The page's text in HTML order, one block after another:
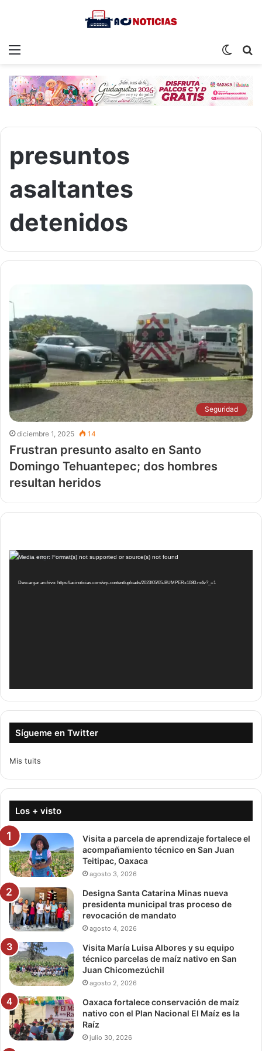
Menu
Switch
presuntos
asaltantes
detenidos
Seguridad
diciembre 1, 2025 14
Frustran presunto asalto en Santo
Domingo Tehuantepec; dos hombres
resultan heridos
Reproductor
vídeo
Media error: Format(s) not supported or source(s) not found
Descargar archivo: https://acinoticias.com/wp-content/uploads/2023/05/05-BUMPERx1080.m4v?_=1
Sígueme en Twitter
Mis tuits
Los + visto
Visita a parcela de aprendizaje fortalece el
acompañamiento técnico en San Juan
Teitipac, Oaxaca
agosto 3, 2026
Designa Santa Catarina Minas nueva
presidenta municipal tras proceso de
revocación de mandato
agosto 4, 2026
Visita María Luisa Albores y su equipo
técnico parcelas de maíz nativo en San
Juan Chicomezúchil
agosto 2, 2026
Oaxaca fortalece conservación de maíz
nativo con el Plan Nacional El Maíz es la
Raíz
julio 30, 2026